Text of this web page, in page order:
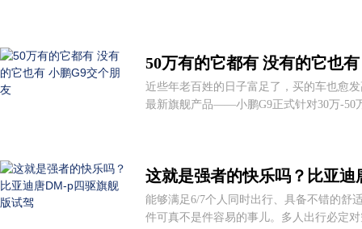
50万有的它都有 没有的它也
近些年老百姓的日子富足了，买的车也愈
最新旗舰产品——小鹏G9正式针对30万-50
这就是强者的快乐吗？比亚
能够满足6/7个人同时出行、具备不错的舒
件可真不是件容易的事儿。多人出行必定